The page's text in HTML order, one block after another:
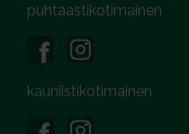
puhtaastikotimainen
kauniistikotimainen